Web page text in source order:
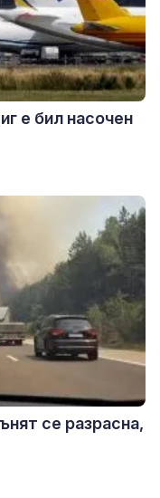
е бил насочен
се разрасна,